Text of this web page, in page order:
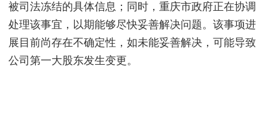
被司法冻结的具体信息；同时，重庆市政府正在协调
处理该事宜，以期能够尽快妥善解决问题。该事项进
展目前尚存在不确定性，如未能妥善解决，可能导致
公司第一大股东发生变更。